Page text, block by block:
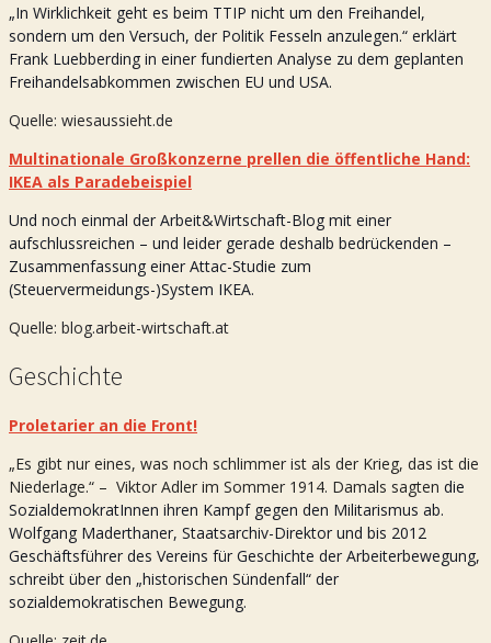
„In Wirklichkeit geht es beim TTIP nicht um den Freihandel,
sondern um den Versuch, der Politik Fesseln anzulegen.“ erklärt
Frank Luebberding in einer fundierten Analyse zu dem geplanten
Freihandelsabkommen zwischen EU und USA.
Quelle: wiesaussieht.de
Multinationale Großkonzerne prellen die öffentliche Hand:
IKEA als Paradebeispiel
Und noch einmal der Arbeit&Wirtschaft-Blog mit einer
aufschlussreichen – und leider gerade deshalb bedrückenden –
Zusammenfassung einer Attac-Studie zum
(Steuervermeidungs-)System IKEA.
Quelle: blog.arbeit-wirtschaft.at
Geschichte
Proletarier an die Front!
„Es gibt nur eines, was noch schlimmer ist als der Krieg, das ist die
Niederlage.“ – Viktor Adler im Sommer 1914. Damals sagten die
SozialdemokratInnen ihren Kampf gegen den Militarismus ab.
Wolfgang Maderthaner, Staatsarchiv-Direktor und bis 2012
Geschäftsführer des Vereins für Geschichte der Arbeiterbewegung,
schreibt über den „historischen Sündenfall“ der
sozialdemokratischen Bewegung.